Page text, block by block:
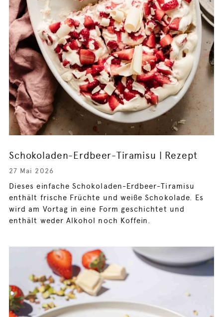
Schokoladen-Erdbeer-Tiramisu | Rezept
27 Mai 2026
Dieses einfache Schokoladen-Erdbeer-Tiramisu
enthält frische Früchte und weiße Schokolade. Es
wird am Vortag in eine Form geschichtet und
enthält weder Alkohol noch Koffein.